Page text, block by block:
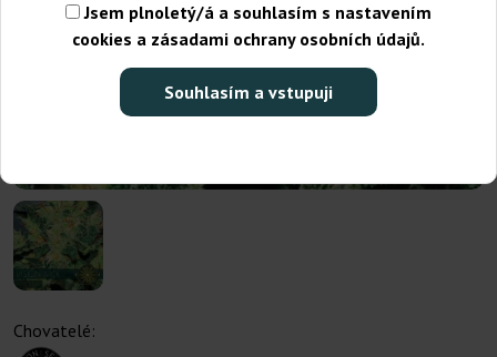
Jsem plnoletý/á a souhlasím s nastavením
cookies a zásadami ochrany osobních údajů.
Souhlasím a vstupuji
Chovatelé: